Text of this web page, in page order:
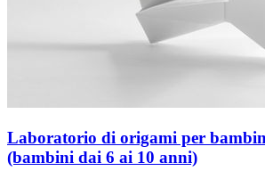
Laboratorio di origami per
(bambini dai 6 ai 10 anni)